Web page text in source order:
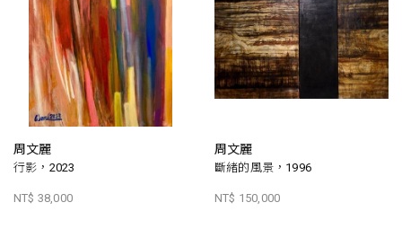
周文麗
行影，2023
NT$ 38,000
周文麗
斷緒的風景，1996
NT$ 150,000